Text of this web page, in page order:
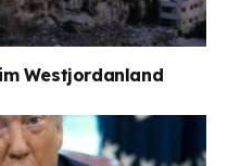
Westjordanland